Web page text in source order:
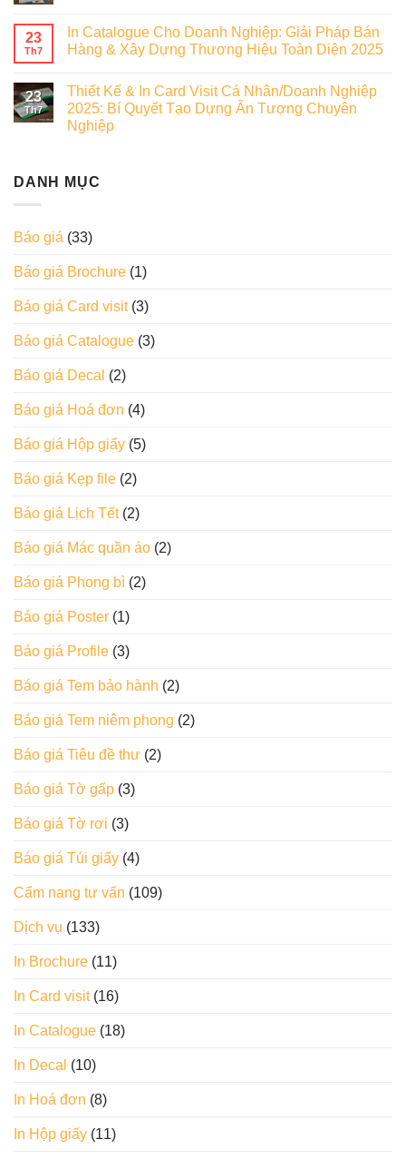
23
Th7
In Catalogue Cho Doanh Nghiệp: Giải Pháp Bán
Hàng & Xây Dựng Thương Hiệu Toàn Diện 2025
23
Th7
Thiết Kế & In Card Visit Cá Nhân/Doanh Nghiệp
2025: Bí Quyết Tạo Dựng Ấn Tượng Chuyên
Nghiệp
DANH MỤC
Báo giá (33)
Báo giá Brochure (1)
Báo giá Card visit(3)
Báo giá Catalogue (3)
Báo giá Decal (2)
Báo giá Hoá đơn (4)
Báo giá Hộp giấy (5)
Báo giá Kẹp file (2)
Báo giá Lịch Tết(2)
Báo giá Mác quần áo (2)
Báo giá Phong bì (2)
Báo giá Poster (1)
Báo giá Profile (3)
Báo giá Tem bảo hành (2)
Báo giá Tem niêm phong (2)
Báo giá Tiêu đề thư (2)
Báo giá Tờ gấp (3)
Báo giá Tờ rơi (3)
Báo giá Túi giấy (4)
Cẩm nang tư vấn (109)
Dịch vụ (133)
In Brochure (11)
In Card visit(16)
In Catalogue (18)
In Decal (10)
In Hoá đơn (8)
In Hộp giấy (11)